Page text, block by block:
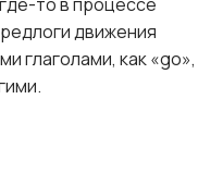
движения
глаголами, как «go»,